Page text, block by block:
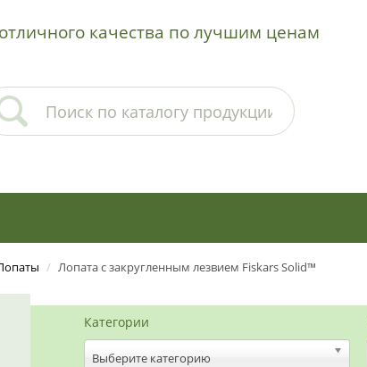
качества по лучшим ценам
/ Лопата с закругленным лезвием Fiskars Solid™
Категории
Выберите категорию